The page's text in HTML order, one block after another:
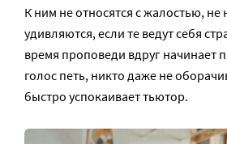
К ним не относятся с жалостью, не
удивляются, если те ведут себя
время проповеди вдруг начинает
голос петь, никто даже не
быстро успокаивает тьютор.